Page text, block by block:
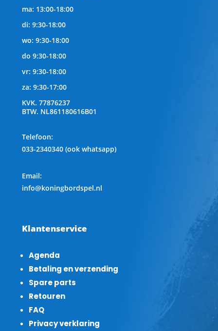
ma: 13:00-18:00
di: 9:30-18:00
wo: 9:30-18:00
do 9:30-18:00
vr: 9:30-18:00
za: 9:30-17:00
KVK. 77876237
BTW. NL861180616B01
Telefoon:
033-2340340 (ook whatsapp)
Email:
info@koningbordspel.nl
Klantenservice
Agenda
Betaling en verzending
Spare parts
Retouren
FAQ
Privacy verklaring